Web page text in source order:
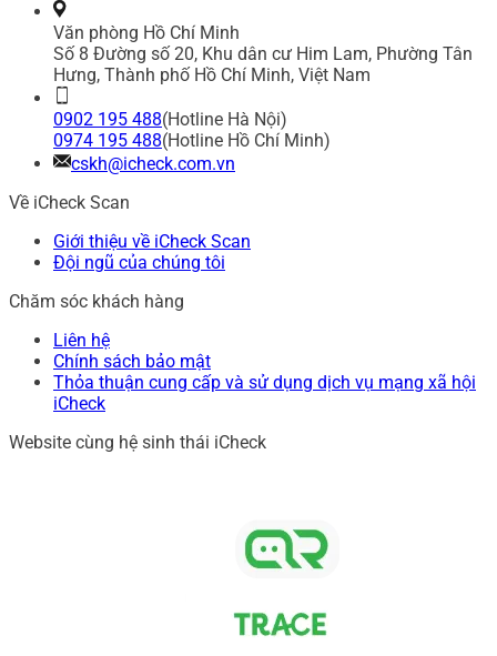
Văn phòng Hồ Chí Minh
Số 8 Đường số 20, Khu dân cư Him Lam, Phường Tân
Hưng, Thành phố Hồ Chí Minh, Việt Nam
0902 195 488(Hotline Hà Nội)
0974 195 488(Hotline Hồ Chí Minh)
cskh@icheck.com.vn
Về iCheck Scan
Giới thiệu về iCheck Scan
Đội ngũ của chúng tôi
Chăm sóc khách hàng
Liên hệ
Chính sách bảo mật
Thỏa thuận cung cấp và sử dụng dịch vụ mạng xã hội
iCheck
Website cùng hệ sinh thái iCheck